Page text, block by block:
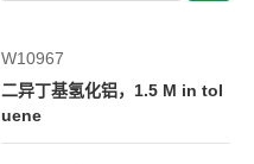
W10967
二异丁基氢化铝，1.5 M in tol
uene